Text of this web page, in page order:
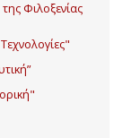
Φιλοξενίας